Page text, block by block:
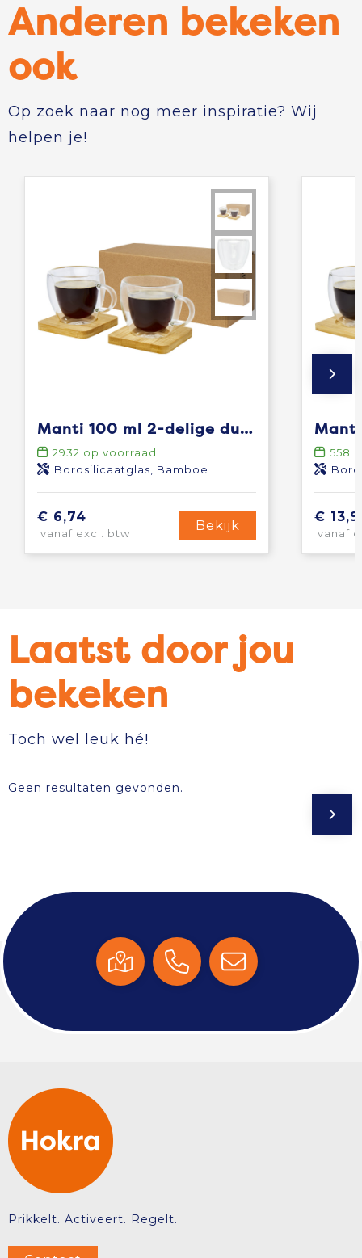
Anderen bekeken
ook
Op zoek naar nog meer inspiratie? Wij
helpen je!
Manti 100 ml 2-delige dubbelwandige glazen kop met bamboe onderzetter
2932 op voorraad
Borosilicaatglas, Bamboe
€ 6,74
vanaf excl. btw
Bekijk
558
€
vanaf
Laatst door jou
bekeken
Toch wel leuk hé!
Geen resultaten gevonden.
Prikkelt. Activeert. Regelt.